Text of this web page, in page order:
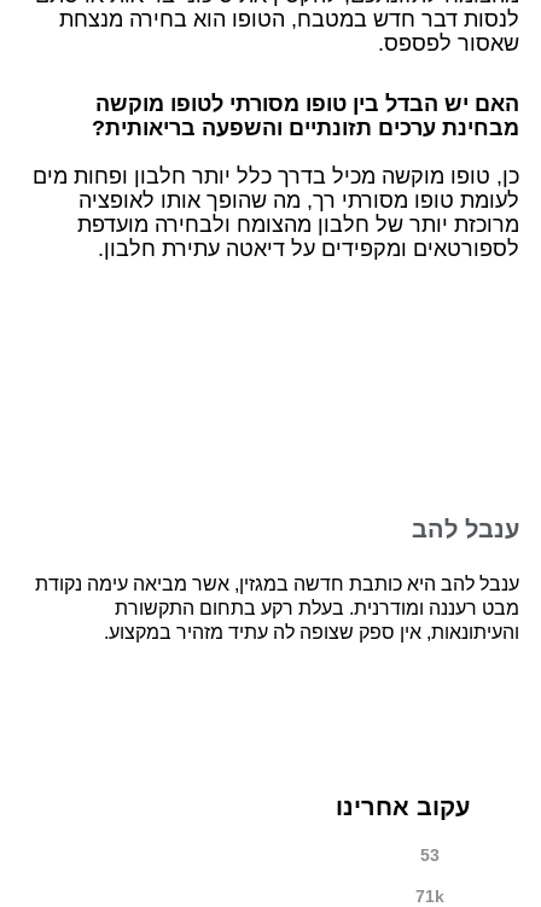
לנסות דבר חדש במטבח, הטופו הוא בחירה מנצחת
שאסור לפספס.
האם יש הבדל בין טופו מסורתי לטופו מוקשה
מבחינת ערכים תזונתיים והשפעה בריאותית?
כן, טופו מוקשה מכיל בדרך כלל יותר חלבון ופחות מים
לעומת טופו מסורתי רך, מה שהופך אותו לאופציה
מרוכזת יותר של חלבון מהצומח ולבחירה מועדפת
לספורטאים ומקפידים על דיאטה עתירת חלבון.
ענבל להב
ענבל להב היא כותבת חדשה במגזין, אשר מביאה עימה נקודת
מבט רעננה ומודרנית. בעלת רקע בתחום התקשורת
והעיתונאות, אין ספק שצופה לה עתיד מזהיר במקצוע.
עקוב אחרינו
53
71k